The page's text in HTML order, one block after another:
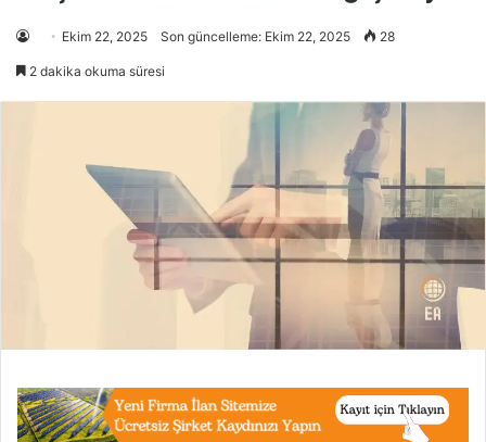
Ekim 22, 2025 Son güncelleme: Ekim 22, 2025 28
2 dakika okuma süresi